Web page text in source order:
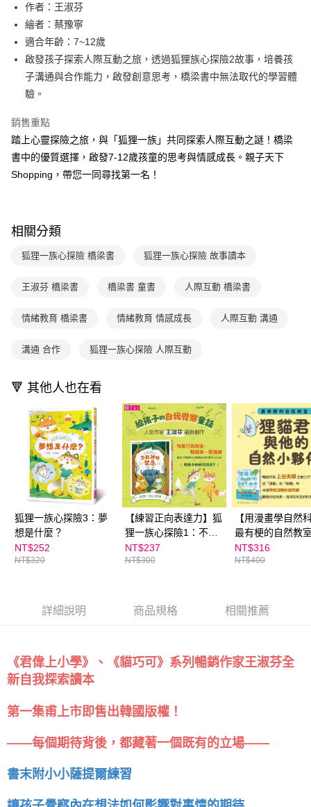
【注意事項】
1.本服務係由「台灣大哥大股份有限公司」（以下簡稱本公司）所提供，讓
用戶於交易時，得透過本服務購買商品或服務，並由商店將買賣／分期付款
買賣價金債權讓與本公司後，依約使用本公司帳單繳交帳款。
2.基於同意付款使用「大哥付你分期」之契約關係目的，商店將以您的個人
由本公司與您本人進行分期帳單所需資料之確認、核對及更正。
3.完整用戶服務條款，請詳閱以下連結：
ATM／網路銀行／等多元方式進行付款，方視為交易完成。
※ 請注意：結帳手續完成當下不需立刻繳費，但若您需要取消訂單，請聯絡
購買商品的店家。未經商家同意取消之訂單仍視為有效，需透過AFTEE先享
後付繳納相關費用。
※ 交易是否成功請以「AFTEE先享後付 」之結帳頁面顯示為準，若有關於
是否繳費成功／繳費後需取消欲退款等相關疑問，請聯繫「AFTEE先享後付
１．透過由恩沛科技股份有限公司提供之「AFTEE先享後付」服務完成之交
易，需依本服務之必要範圍內提供個人資料，並將交易相關給付款項請求債
２．關於個人資料處理事宜，請瀏覽以下網址：
https://aftee.tw/terms/#terms3
４．使用「AFTEE先享後付」時，將依據個別帳號之用戶狀況，依本公司即
時審查核予不同之上限額度；若仍有額度不足之情形，本公司將視審查結果
請求用戶進行身份認證。
５．嚴禁一人註冊多個帳號或使用他人資訊註冊。若發現惡意使用之情形，
國內宅配/郵寄 (不適用離島、海外及郵局i郵箱)
每筆NT$70，滿NT$800(含以上)免運費
離島宅配（澎湖、金門、馬祖、小琉球；不適用於郵局i郵箱）
每筆NT$200
作者：王淑芬
繪者：蔡豫寧
適合年齡：7~12歲
啟發孩子探索人際互動之旅，透過狐狸族心探險2故事，培養孩
子溝通與合作能力，啟發創意思考，橋梁書中無法取代的學習體
驗。
銷售重點
踏上心靈探險之旅，與「狐狸一族」共同探索人際互動之謎！橋梁
書中的優質選擇，啟發7-12歲孩童的思考與情感成長。親子天下
Shopping，帶您一同尋找第一名！
相關分類
狐狸一族心探險 橋梁書 狐狸一族心探險 故事讀本
王淑芬 橋梁書 橋梁書 童書 人際互動 橋梁書
情緒教育 橋梁書 情緒教育 情感成長 人際互動 溝通
溝通 合作 狐狸一族心探險 人際互動
🔻 其他人也在看
狐狸一族心探險3：夢
想是什麼？
NT$252
NT$320
【練習正向表達力】狐
狸一族心探險1：不能
說的禁忌
NT$237
NT$300
【用漫畫學自然
最有梗的自然教
貓君與他的自然
NT$316
NT$400
詳細說明 商品規格 相關推薦
《君偉上小學》、《貓巧可》系列暢銷作家王淑芬全
新自我探索讀本
第一集甫上市即售出韓國版權！
——每個期待背後，都藏著一個既有的立場——
書末附小小薩提爾練習